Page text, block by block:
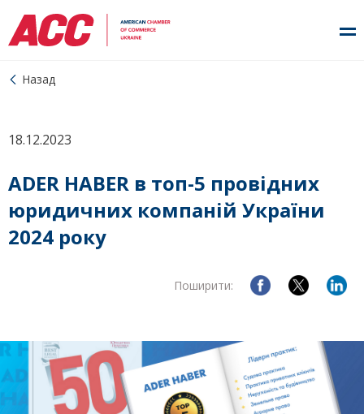
Назад
18.12.2023
ADER HABER в топ-5 провідних
юридичних компаній України
2024 року
Поширити: